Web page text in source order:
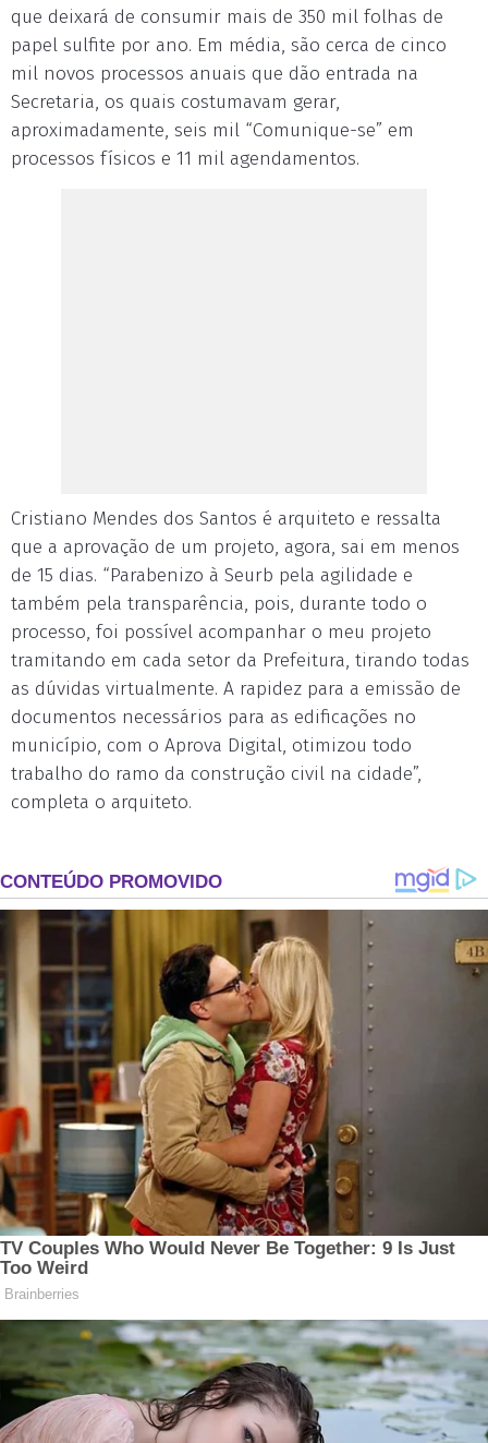
que deixará de consumir mais de 350 mil folhas de
papel sulfite por ano. Em média, são cerca de cinco
mil novos processos anuais que dão entrada na
Secretaria, os quais costumavam gerar,
aproximadamente, seis mil “Comunique-se” em
processos físicos e 11 mil agendamentos.
Cristiano Mendes dos Santos é arquiteto e ressalta
que a aprovação de um projeto, agora, sai em menos
de 15 dias. “Parabenizo à Seurb pela agilidade e
também pela transparência, pois, durante todo o
processo, foi possível acompanhar o meu projeto
tramitando em cada setor da Prefeitura, tirando todas
as dúvidas virtualmente. A rapidez para a emissão de
documentos necessários para as edificações no
município, com o Aprova Digital, otimizou todo
trabalho do ramo da construção civil na cidade”,
completa o arquiteto.